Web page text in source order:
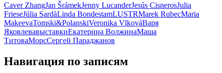
Caver ZhangJan ŠrámekJenny LucanderJesús CisnerosJulia
FrieseJúlia SardàLinda BondestamLUSTRMarek RubecMaria
MakeevaTomski&PolanskiVeronika VlkováВаря
ЯковлевавыставкиЕкатерина ВолжинаМаша
ТитоваМорсСергей Параджанов
Навигация по записям